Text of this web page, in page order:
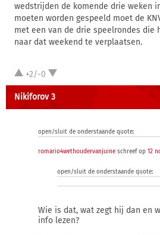
wedstrijden de komende drie weken
moeten worden gespeeld moet de
met een van de drie speelrondes die
naar dat weekend te verplaatsen.
+2/-0
Nikiforov 3
open/sluit de onderstaande quote:
romario4wethoudervanjuine schreef op 12
open/sluit de onderstaande quote:
Wie is dat, wat zegt hij dan en
info lezen?